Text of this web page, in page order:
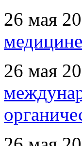
26 мая
26 мая